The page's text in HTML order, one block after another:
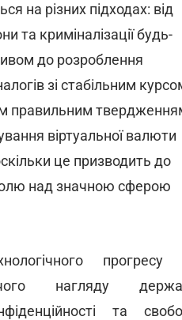
на різних підходах: від
та криміналізації будь-
до розроблення
зі стабільним
правильним
віртуальної валюти
це призводить до
над значною сферою
прогресу
нагляду
та